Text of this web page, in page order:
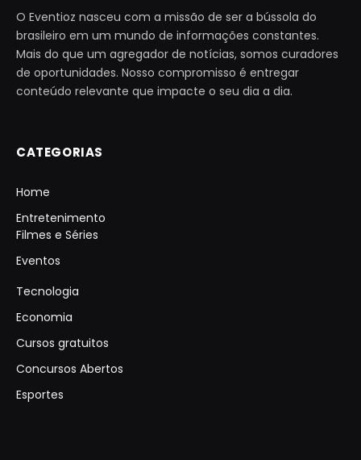
O Eventioz nasceu com a missão de ser a bússola do
brasileiro em um mundo de informações constantes.
Mais do que um agregador de notícias, somos curadores
de oportunidades. Nosso compromisso é entregar
conteúdo relevante que impacte o seu dia a dia.
CATEGORIAS
Home
Entretenimento
Filmes e Séries
Eventos
Tecnologia
Economia
Cursos gratuitos
Concursos Abertos
Esportes